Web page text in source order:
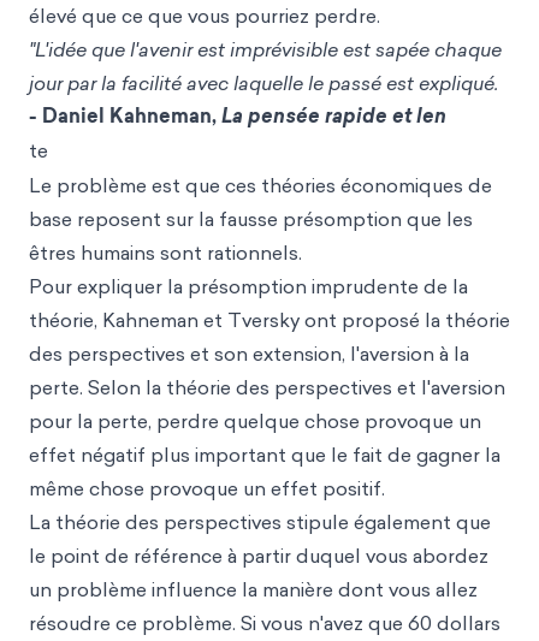
élevé que ce que vous pourriez perdre.
"L'idée que l'avenir est imprévisible est sapée chaque
jour par la facilité avec laquelle le passé est expliqué.
- Daniel Kahneman,La pensée rapide et len
te
Le problème est que ces théories économiques de
base reposent sur la fausse présomption que les
êtres humains sont rationnels.
Pour expliquer la présomption imprudente de la
théorie, Kahneman et Tversky ont proposé la théorie
des perspectives et son extension, l'aversion à la
perte. Selon la théorie des perspectives et l'aversion
pour la perte, perdre quelque chose provoque un
effet négatif plus important que le fait de gagner la
même chose provoque un effet positif.
La théorie des perspectives stipule également que
le point de référence à partir duquel vous abordez
un problème influence la manière dont vous allez
résoudre ce problème. Si vous n'avez que 60 dollars